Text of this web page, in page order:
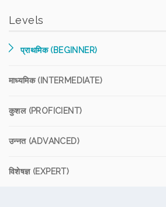
Levels
प्राथमिक (BEGINNER)
माध्यमिक (INTERMEDIATE)
कुशल (PROFICIENT)
उन्नत (ADVANCED)
विशेषज्ञ (EXPERT)